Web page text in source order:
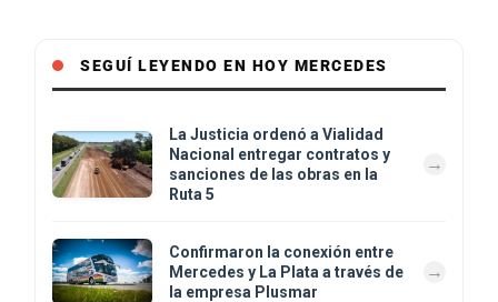
SEGUÍ LEYENDO EN HOY MERCEDES
La Justicia ordenó a Vialidad
Nacional entregar contratos y
sanciones de las obras en la
Ruta 5
Confirmaron la conexión entre
Mercedes y La Plata a través de
la empresa Plusmar